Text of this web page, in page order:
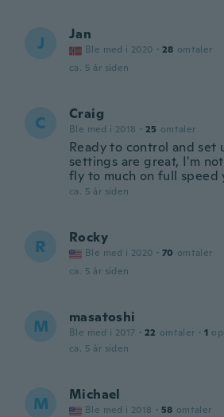
J Jan
Ble med i 2020 · 28 omtaler
ca. 5 år siden
C Craig
Ble med i 2018 · 25 omtaler
Ready to control and set
settings are great, I'm
fly to much on full speed
ca. 5 år siden
R Rocky
Ble med i 2020 · 70 omtaler
ca. 5 år siden
M masatoshi
Ble med i 2017 · 22 omtaler · 1
ca. 5 år siden
M Michael
Ble med i 2018 · 58 omtaler